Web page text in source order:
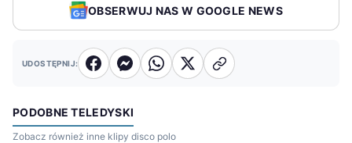
OBSERWUJ NAS W GOOGLE NEWS
UDOSTĘPNIJ:
PODOBNE TELEDYSKI
Zobacz również inne klipy disco polo